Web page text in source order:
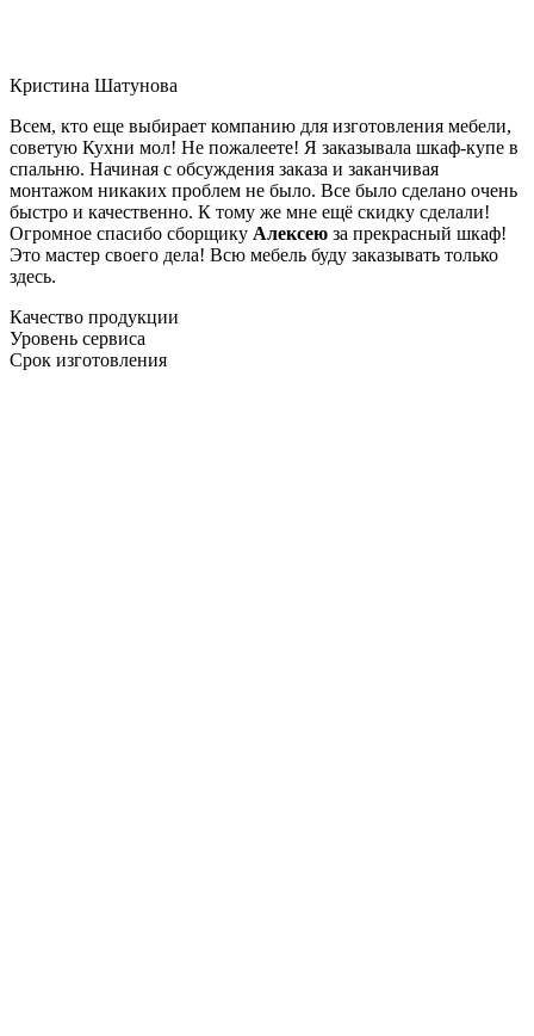
Кристина Шатунова
Всем, кто еще выбирает компанию для изготовления мебели,
советую Кухни мол! Не пожалеете! Я заказывала шкаф-купе в
спальню. Начиная с обсуждения заказа и заканчивая
монтажом никаких проблем не было. Все было сделано очень
быстро и качественно. К тому же мне ещё скидку сделали!
Огромное спасибо сборщику Алексею за прекрасный шкаф!
Это мастер своего дела! Всю мебель буду заказывать только
здесь.
Качество продукции
Уровень сервиса
Срок изготовления